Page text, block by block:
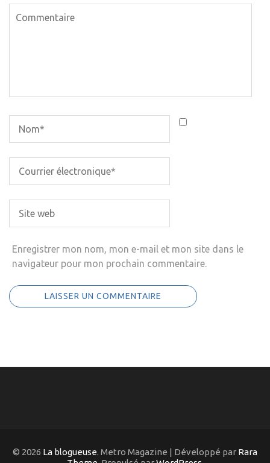
Enregistrer mon nom, mon e-mail et mon site dans le
navigateur pour mon prochain commentaire.
© 2026 La blogueuse. Metro Magazine | Développé par Rara